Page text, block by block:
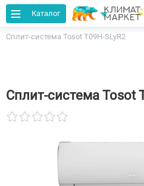
Каталог
Главная Каталог
Сплит-система Tosot T09H-SLyR2
Сплит-система Tosot